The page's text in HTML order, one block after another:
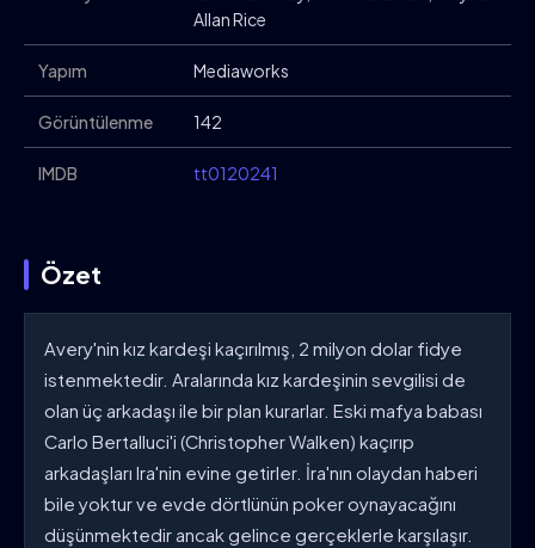
Allan Rice
Yapım Mediaworks
Görüntülenme 142
IMDB tt0120241
Özet
Avery'nin kız kardeşi kaçırılmış, 2 milyon dolar fidye
istenmektedir. Aralarında kız kardeşinin sevgilisi de
olan üç arkadaşı ile bir plan kurarlar. Eski mafya babası
Carlo Bertalluci'i (Christopher Walken) kaçırıp
arkadaşları Ira'nin evine getirler. İra'nın olaydan haberi
bile yoktur ve evde dörtlünün poker oynayacağını
düşünmektedir ancak gelince gerçeklerle karşılaşır.